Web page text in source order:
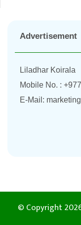
Advertisement
Liladhar Koirala
Mobile No. :
E-Mail:
© Copyright